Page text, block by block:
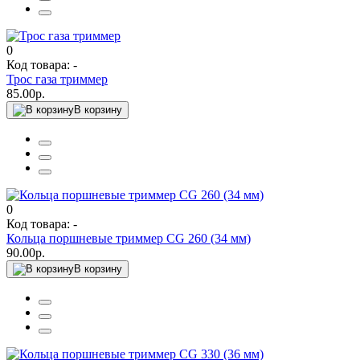
0
Код товара: -
Трос газа триммер
85.00р.
В корзину
0
Код товара: -
Кольца поршневые триммер CG 260 (34 мм)
90.00р.
В корзину